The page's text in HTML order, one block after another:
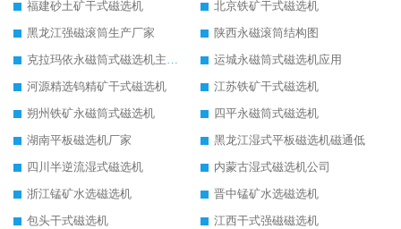
福建砂土矿干式磁选机
北京铁矿干式磁选机
黑龙江强磁滚筒生产厂家
陕西永磁滚筒结构图
克拉玛依永磁筒式磁选机主要技术参数
运城永磁筒式磁选机应用
河源精选钨精矿干式磁选机
江苏铁矿干式磁选机
朔州铁矿永磁筒式磁选机
四平永磁筒式磁选机
湖南平板磁选机厂家
黑龙江湿式平板磁选机磁通低
四川半逆流湿式磁选机
内蒙古湿式磁选机公司
浙江锰矿水选磁选机
晋中锰矿水选磁选机
包头干式磁选机
江西干式强磁磁选机